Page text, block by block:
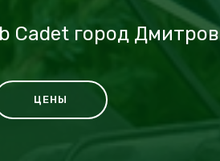
Cadet город Дмитров
ЦЕНЫ